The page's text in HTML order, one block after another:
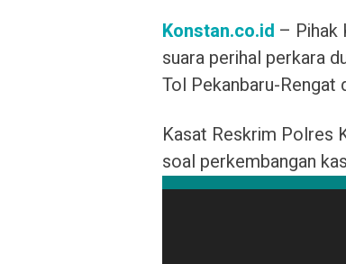
Konstan.co.id – Pihak
suara perihal perkara
Tol Pekanbaru-Rengat
Kasat Reskrim Polres
soal perkembangan